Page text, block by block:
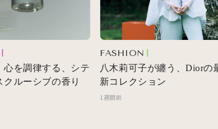
調律する、シテ
ルーシブの香り
FASHION
八木莉可子が纏う、Diorの最
新コレクション
1週間前